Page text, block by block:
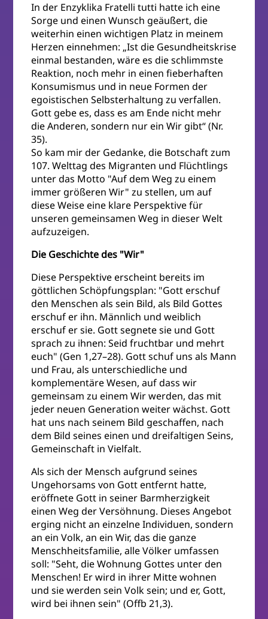
In der Enzyklika Fratelli tutti hatte ich eine
Sorge und einen Wunsch geäußert, die
weiterhin einen wichtigen Platz in meinem
Herzen einnehmen: „Ist die Gesundheitskrise
einmal bestanden, wäre es die schlimmste
Reaktion, noch mehr in einen fieberhaften
Konsumismus und in neue Formen der
egoistischen Selbsterhaltung zu verfallen.
Gott gebe es, dass es am Ende nicht mehr
die Anderen, sondern nur ein Wir gibt“ (Nr.
35).
So kam mir der Gedanke, die Botschaft zum
107. Welttag des Migranten und Flüchtlings
unter das Motto "Auf dem Weg zu einem
immer größeren Wir" zu stellen, um auf
diese Weise eine klare Perspektive für
unseren gemeinsamen Weg in dieser Welt
aufzuzeigen.
Die Geschichte des "Wir"
Diese Perspektive erscheint bereits im
göttlichen Schöpfungsplan: "Gott erschuf
den Menschen als sein Bild, als Bild Gottes
erschuf er ihn. Männlich und weiblich
erschuf er sie. Gott segnete sie und Gott
sprach zu ihnen: Seid fruchtbar und mehrt
euch" (Gen 1,27–28). Gott schuf uns als Mann
und Frau, als unterschiedliche und
komplementäre Wesen, auf dass wir
gemeinsam zu einem Wir werden, das mit
jeder neuen Generation weiter wächst. Gott
hat uns nach seinem Bild geschaffen, nach
dem Bild seines einen und dreifaltigen Seins,
Gemeinschaft in Vielfalt.
Als sich der Mensch aufgrund seines
Ungehorsams von Gott entfernt hatte,
eröffnete Gott in seiner Barmherzigkeit
einen Weg der Versöhnung. Dieses Angebot
erging nicht an einzelne Individuen, sondern
an ein Volk, an ein Wir, das die ganze
Menschheitsfamilie, alle Völker umfassen
soll: "Seht, die Wohnung Gottes unter den
Menschen! Er wird in ihrer Mitte wohnen
und sie werden sein Volk sein; und er, Gott,
wird bei ihnen sein" (Offb 21,3).